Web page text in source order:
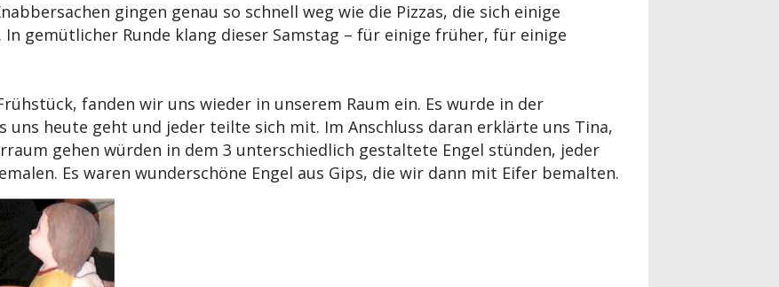
gingen genau so schnell weg wie die Pizzas, die sich einige
In gemütlicher Runde klang dieser Samstag – für einige früher, für einige
fanden wir uns wieder in unserem Raum ein. Es wurde in der
uns heute geht und jeder teilte sich mit. Im Anschluss daran erklärte uns Tina,
gehen würden in dem 3 unterschiedlich gestaltete Engel stünden, jeder
Es waren wunderschöne Engel aus Gips, die wir dann mit Eifer bemalten.